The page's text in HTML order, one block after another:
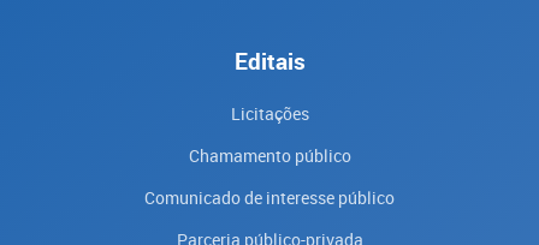
Editais
Licitações
Chamamento público
Comunicado de interesse público
Parceria público-privada